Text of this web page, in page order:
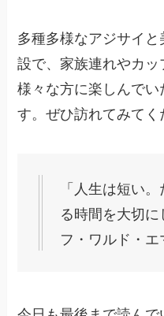
多種多様なアジサイ
設で、家族連れやカッ
様々な方に楽しんで
す。ぜひ訪れてみてく
「人生は短い
る時間を大切
フ・ワルド・